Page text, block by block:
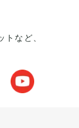
など、